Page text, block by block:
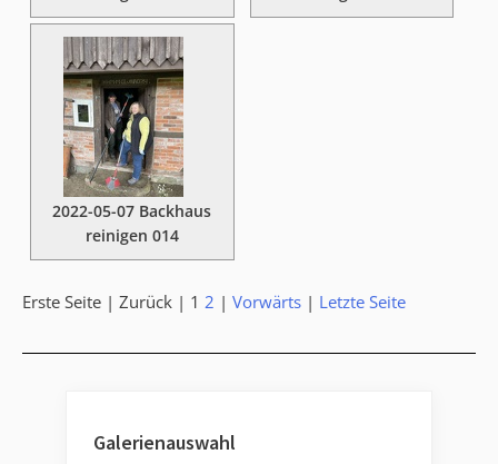
2022-05-07 Backhaus
reinigen 014
Erste Seite | Zurück | 1 2 | Vorwärts | Letzte Seite
Galerienauswahl